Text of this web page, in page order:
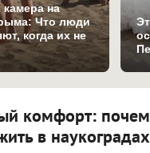
на
Что люди
когда их не
комфорт:
в наукоградах